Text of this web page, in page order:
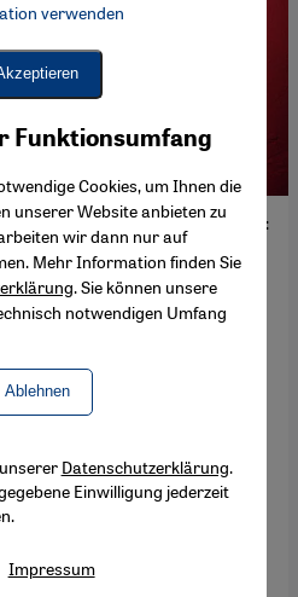
und Musikerin Maya Youssef; Foto:
Maya Youssef
zweiten Album
von Verlust und
musikalisch an
Krieg und Gewalt.
Funktionsumfang
Cookies, um Ihnen die
unserer Website anbieten zu
wir dann nur auf
Mehr Information finden Sie
. Sie können unsere
notwendigen Umfang
Ablehnen
Connect, Google Maps Embed,
Connect
verwenden
Datenschutzerklärung.
Einwilligung jederzeit
Impressum